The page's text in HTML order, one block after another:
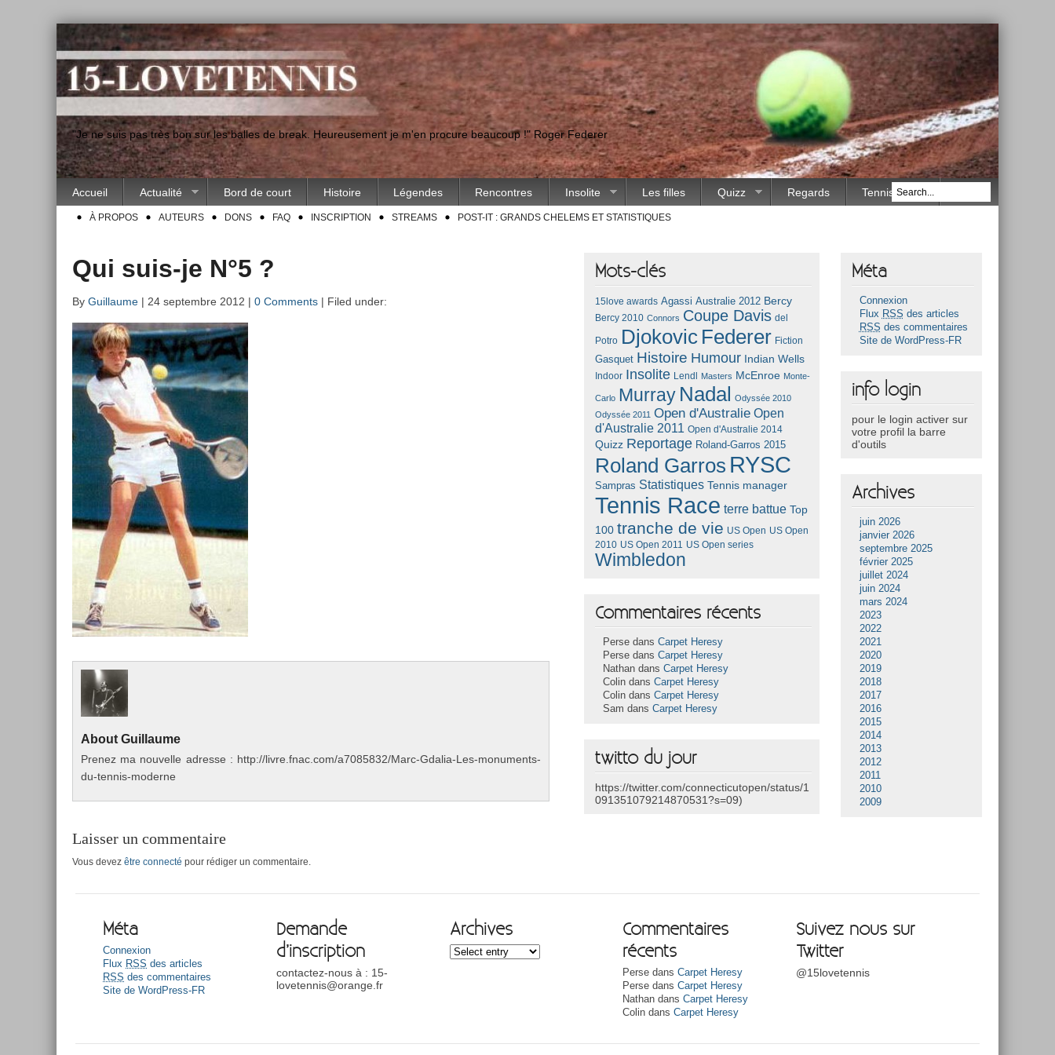
"Je ne suis pas très bon sur les balles de break. Heureusement je m'en procure beaucoup !" Roger Federer
Accueil Actualité Bord de court Histoire Légendes Rencontres Insolite Les filles Quizz Regards Tennis Race
À PROPOS AUTEURS DONS FAQ INSCRIPTION STREAMS POST-IT : GRANDS CHELEMS ET STATISTIQUES
Qui suis-je N°5 ?
By Guillaume | 24 septembre 2012 | 0 Comments | Filed under:
About Guil­laume
Pre­nez ma nouvel­le ad­resse : http://livre.fnac.com/a7085832/Marc-Gdalia-Les-monuments-
du-tennis-moderne
Laisser un commentaire
Vous devez être connecté pour rédiger un commentaire.
Mots-clés
15love awards Agassi Australie 2012 Bercy
Bercy 2010 Connors Coupe Davis del
Potro Djokovic Federer Fiction
Gasquet Histoire Humour Indian Wells
Indoor Insolite Lendl Masters McEnroe Monte-
Carlo Murray Nadal
Odyssée 2010
Odyssée 2011 Open d'Australie Open
d'Australie 2011 Open d'Australie 2014
Quizz Reportage Roland-Garros 2015
Roland Garros RYSC
Sampras Statistiques Tennis manager
Tennis Race terre battue Top
100 tranche de vie US Open US Open
2010 US Open 2011 US Open series
Wimbledon
Commentaires récents
Perse dansCarpet Heresy
Perse dansCarpet Heresy
Nathan dansCarpet Heresy
Colin dansCarpet Heresy
Colin dansCarpet Heresy
Sam dansCarpet Heresy
twitto du jour
https://twitter.com/connecticutopen/status/1
091351079214870531?s=09)
Méta
Connexion
Flux RSS des articles
RSS des commentaires
Site de WordPress-FR
info login
pour le login activer sur
votre profil la barre
d'outils
Archives
juin 2026
janvier 2026
septembre 2025
février 2025
juillet 2024
juin 2024
mars 2024
2023
2022
2021
2020
2019
2018
2017
2016
2015
2014
2013
2012
2011
2010
2009
Méta
Connexion
Flux RSS des articles
RSS des commentaires
Site de WordPress-FR
Demande
d’inscription
contactez-nous à : 15-
lovetennis@orange.fr
Archives
Commentaires
récents
Perse dansCarpet Heresy
Perse dansCarpet Heresy
Nathan dansCarpet Heresy
Colin dansCarpet Heresy
Suivez nous sur
Twitter
@15lovetennis